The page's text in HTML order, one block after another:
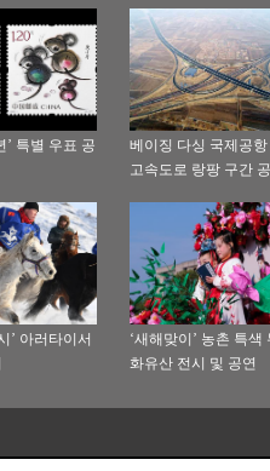
’ 특별 우표 공
베이징 다싱 국제공항
고속도로 랑팡 구간
’ 아러타이서
‘새해맞이’ 농촌 특색
화유산 전시 및 공연